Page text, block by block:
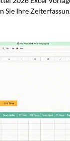
Sie Ihre